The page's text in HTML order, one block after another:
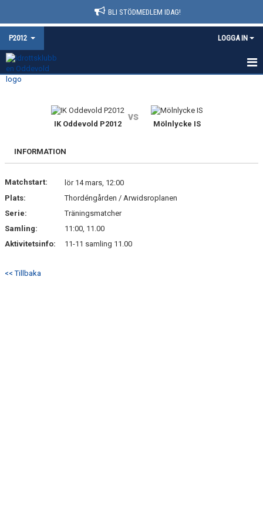
BLI STÖDMEDLEM IDAG!
P2012 LOGGA IN
HEM
MATCHER
TRUPPEN
BILDGALLERI
IK Oddevold P2012
vs
Mölnlycke IS
INFORMATION
Matchstart:
lör 14 mars, 12:00
Plats:
Thordéngården / Arwidsroplanen
Serie:
Träningsmatcher
Samling:
11:00, 11.00
Aktivitetsinfo:
11-11 samling 11.00
<< Tillbaka